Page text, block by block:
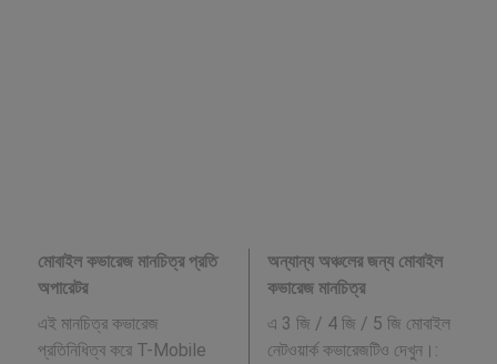
মোবাইল কভারেজ মানচিত্র প্রতি
অপারেটর
এই মানচিত্র কভারেজ
প্রতিনিধিত্ব করে T-Mobile
অন্যান্য অঞ্চলের জন্য মোবাইল
কভারেজ মানচিত্র
এ 3 জি / 4 জি / 5 জি মোবাইল
নেটওয়ার্ক কভারেজটিও দেখুন।: